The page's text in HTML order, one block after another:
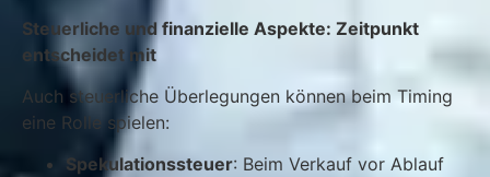
Steuerliche und finanzielle Aspekte: Zeitpunkt
entscheidet mit
Auch steuerliche Überlegungen können beim Timing
eine Rolle spielen:
Spekulationssteuer: Beim Verkauf vor Ablauf